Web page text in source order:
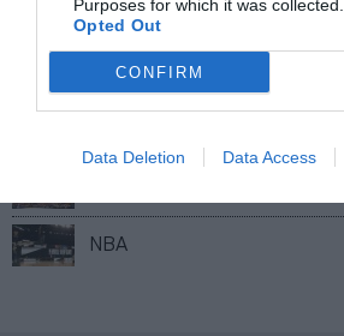
Purposes for which it was collected.
Opted Out
CONFIRM
Data Deletion Data Access
NBA
Compartir